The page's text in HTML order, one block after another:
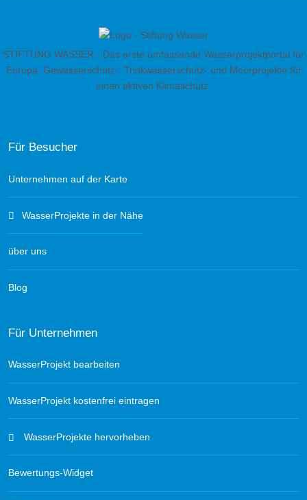
STIFTUNG WASSER - Das erste umfassende Wasserprojektportal für
Europa. Gewässerschutz-, Trinkwasserschutz- und Moorprojekte für
einen aktiven Klimaschutz.
Für Besucher
Unternehmen auf der Karte
WasserProjekte in der Nähe
über uns
Blog
Für Unternehmen
WasserProjekt bearbeiten
WasserProjekt kostenfrei eintragen
WasserProjekte hervorheben
Bewertungs-Widget